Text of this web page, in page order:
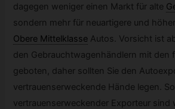
dagegen weniger einen Markt für alte
sondern mehr für neuartigere und
Obere Mittelklasse Autos. Vorsicht ist
den Gebrauchtwagenhändlern mit den
geboten, daher sollten Sie den
vertrauenserweckende Hände legen.
vertrauenserweckender Exporteur sind